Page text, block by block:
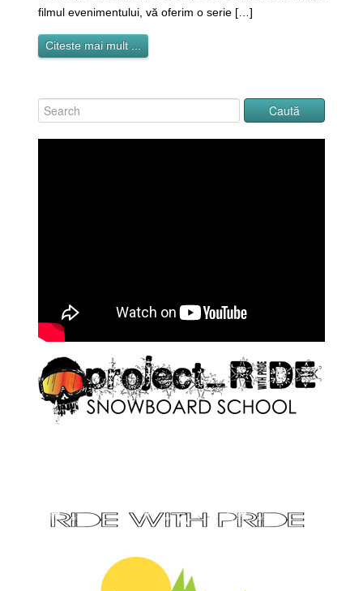
filmul evenimentului, vă oferim o serie […]
Citeste mai mult ...